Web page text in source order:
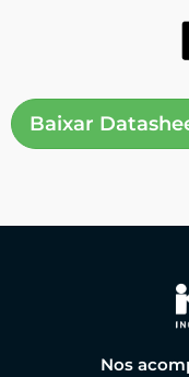
Baixar
Nos